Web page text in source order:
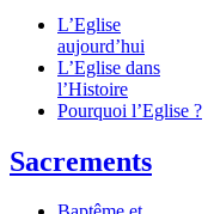
L’Eglise
aujourd’hui
L’Eglise dans
l’Histoire
Pourquoi l’Eglise ?
Sacrements